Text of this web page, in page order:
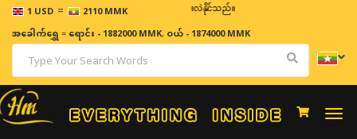
1 USD = 2110 MMK
ဈေးနှုန်းများသည် အချိန်နှင့် အမျှပြောင်းလဲနိုင်သည်။
အခေါက်ရွှေ=ရောင်း - 1882000 MMK, ဝယ် - 1874000 MMK